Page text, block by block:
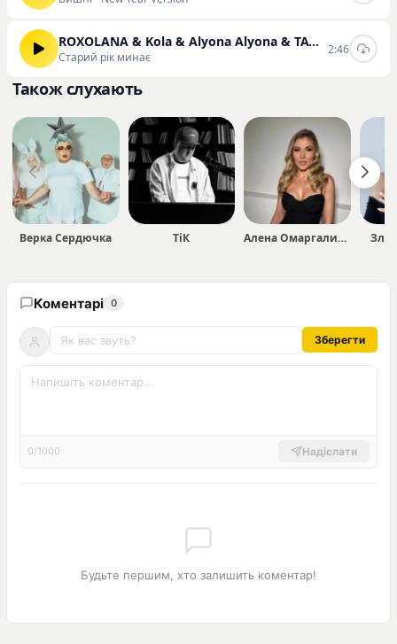
ROXOLANA & Kola & Alyona Alyona & TAYANNA & Творчі & Parfeniuk
Старий рік минає
2:46
Також слухають
Верка Сердючка ТіК Алена Омаргалиева
Коментарі 0
Зберегти
0/1000 Надіслати
Будьте першим, хто залишить коментар!